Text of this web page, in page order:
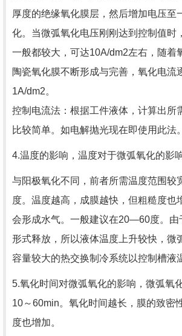
厚度的绝缘氧化膜层，然后增加电压至
化。当微弧氧化电压刚刚达到控制值时
一般都较大，可达10A/dm2左右，随着
陶瓷氧化膜不断形成与完善，氧化电流
1A/dm2。
控制电流法：根据工件液体，计算出所
比较简单。如电解抛光现在即使用此法。
4.温度的影响，温度对于微弧氧化的影
与阳极氧化不同，前者所需温度范围
度。温度越高，成膜越快，但粗糙度也
会形成水气。一般建议在20—60度。由
形式释放，所以液体温度上升较快，微
容量较大的热交换制冷系统以控制槽液
5.氧化时间对微弧氧化的影响， 微弧氧
10～60min。氧化时间越长，膜的致密
度也增加。